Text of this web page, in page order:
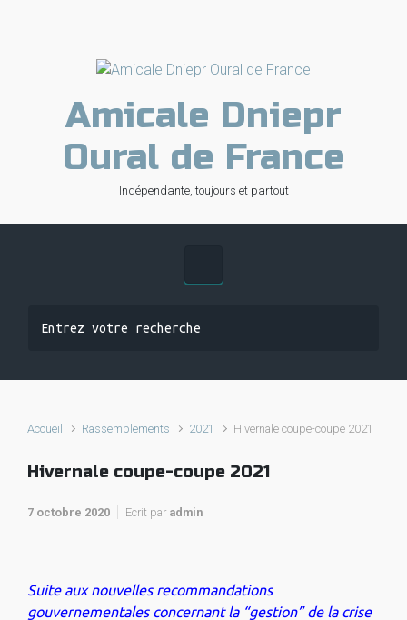
Amicale Dniepr
Oural de France
Indépendante, toujours et partout
Accueil Rassemblements 2021 Hivernale coupe-coupe 2021
Hivernale coupe-coupe 2021
7 octobre 2020 Ecrit par admin
Suite aux nouvelles recommandations
gouvernementales concernant la “gestion” de la crise